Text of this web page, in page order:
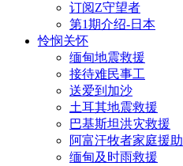
订阅Z守望者
第1期介绍-日本
怜悯关怀
缅甸地震救援
接待难民事工
送爱到加沙
土耳其地震救援
巴基斯坦洪灾救援
阿富汗牧者家庭援助
缅甸及时雨救援